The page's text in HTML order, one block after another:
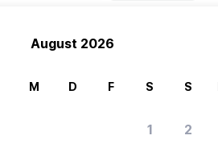
August 2026
M D F S S
1 2